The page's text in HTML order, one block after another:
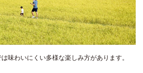
味わいにくい多様な楽しみ方があります。